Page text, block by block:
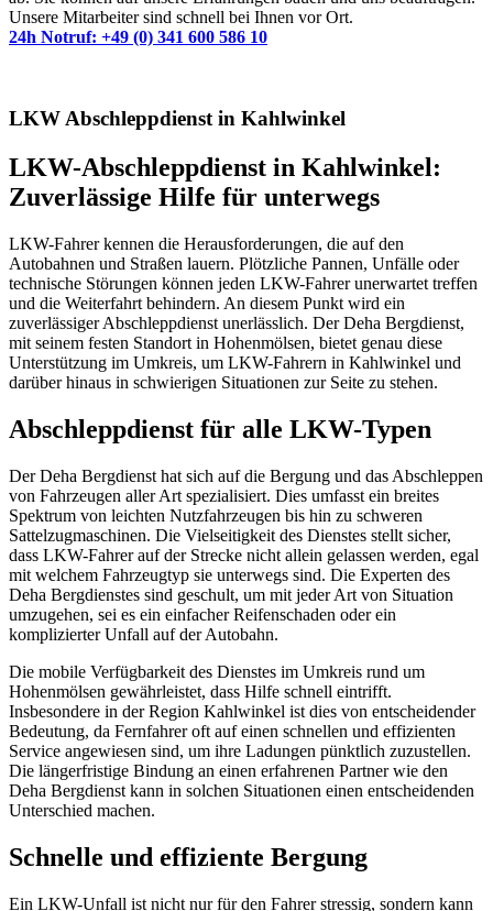
Unsere Mitarbeiter sind schnell bei Ihnen vor Ort.
24h Notruf: +49 (0) 341 600 586 10
LKW Abschleppdienst in Kahlwinkel
LKW-Abschleppdienst in Kahlwinkel:
Zuverlässige Hilfe für unterwegs
LKW-Fahrer kennen die Herausforderungen, die auf den
Autobahnen und Straßen lauern. Plötzliche Pannen, Unfälle oder
technische Störungen können jeden LKW-Fahrer unerwartet treffen
und die Weiterfahrt behindern. An diesem Punkt wird ein
zuverlässiger Abschleppdienst unerlässlich. Der Deha Bergdienst,
mit seinem festen Standort in Hohenmölsen, bietet genau diese
Unterstützung im Umkreis, um LKW-Fahrern in Kahlwinkel und
darüber hinaus in schwierigen Situationen zur Seite zu stehen.
Abschleppdienst für alle LKW-Typen
Der Deha Bergdienst hat sich auf die Bergung und das Abschleppen
von Fahrzeugen aller Art spezialisiert. Dies umfasst ein breites
Spektrum von leichten Nutzfahrzeugen bis hin zu schweren
Sattelzugmaschinen. Die Vielseitigkeit des Dienstes stellt sicher,
dass LKW-Fahrer auf der Strecke nicht allein gelassen werden, egal
mit welchem Fahrzeugtyp sie unterwegs sind. Die Experten des
Deha Bergdienstes sind geschult, um mit jeder Art von Situation
umzugehen, sei es ein einfacher Reifenschaden oder ein
komplizierter Unfall auf der Autobahn.
Die mobile Verfügbarkeit des Dienstes im Umkreis rund um
Hohenmölsen gewährleistet, dass Hilfe schnell eintrifft.
Insbesondere in der Region Kahlwinkel ist dies von entscheidender
Bedeutung, da Fernfahrer oft auf einen schnellen und effizienten
Service angewiesen sind, um ihre Ladungen pünktlich zuzustellen.
Die längerfristige Bindung an einen erfahrenen Partner wie den
Deha Bergdienst kann in solchen Situationen einen entscheidenden
Unterschied machen.
Schnelle und effiziente Bergung
Ein LKW-Unfall ist nicht nur für den Fahrer stressig, sondern kann